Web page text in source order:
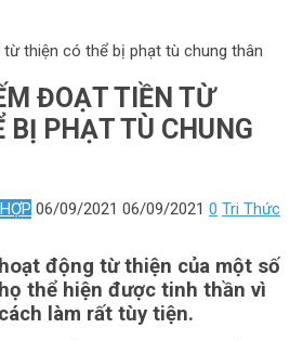
thiện có thể bị phạt tù chung thân
ĐOẠT TIỀN TỪ
BỊ PHẠT TÙ CHUNG
06/09/2021 06/09/2021 0 Tri Thức
động từ thiện của một số
thể hiện được tinh thần vì
làm rất tùy tiện.